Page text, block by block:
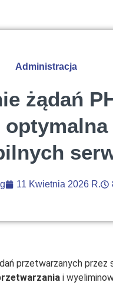
Administracja
żądań
11 Kwietnia 2026 R.
przetwarzanych
i